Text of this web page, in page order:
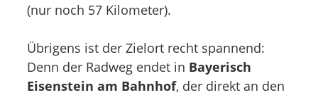
(nur noch 57 Kilometer).
Übrigens ist der Zielort recht spannend:
Denn der Radweg endet in Bayerisch
Eisenstein am Bahnhof, der direkt an den